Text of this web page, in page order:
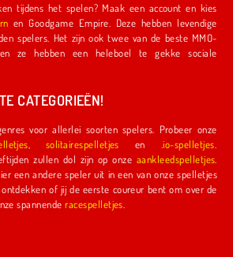
tijdens het spelen? Maak een account en kies
en Goodgame Empire. Deze hebben levendige
spelers. Het zijn ook twee van de beste MMO-
te gekke sociale
CATEGORIEËN!
voor allerlei soorten spelers. Probeer onze
solitairespelletjes en .io-spelletjes
Fashionista's van alle leeftijden zullen dol zijn op onze aankleedspelletjes
of jij de eerste coureur bent om over de
eindstreep te komen in onze spannenderacespelletjes